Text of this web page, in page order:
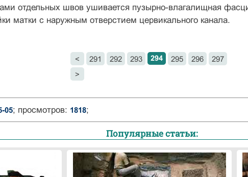
отдельных швов ушивается пузырно-влагалищная
матки с наружным отверстием цервикального канала.
< 291 292 293 294 295 296
297
>
05; просмотров: 1818;
Популярные статьи: